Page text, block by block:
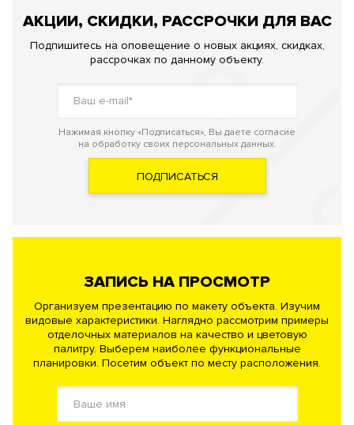
АКЦИИ, СКИДКИ, РАССРОЧКИ ДЛЯ ВАС
Подпишитесь на оповещение о новых акциях, скидках,
рассрочках по данному объекту.
Нажимая кнопку «Подписаться», Вы даете согласие
на обработку своих персональных данных.
ПОДПИСАТЬСЯ
ЗАПИСЬ НА ПРОСМОТР
Организуем презентацию по макету объекта. Изучим
видовые характеристики. Наглядно рассмотрим примеры
отделочных материалов на качество и цветовую
палитру. Выберем наиболее функциональные
планировки. Посетим объект по месту расположения.